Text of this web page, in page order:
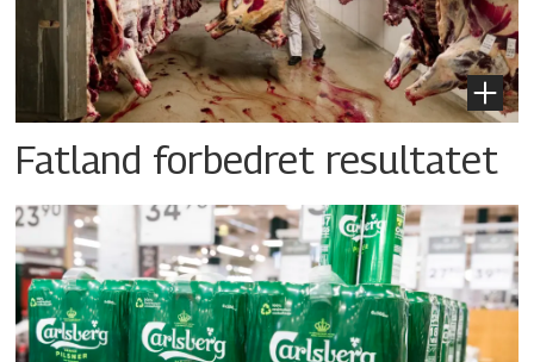
Fatland forbedret resultatet